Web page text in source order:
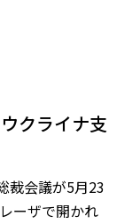
クライナ支
裁会議が5月23
ーザで開かれ